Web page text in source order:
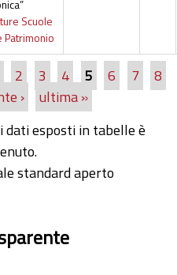
Scuole
Patrimonio
2 3 4 5 6 7
8
›
ultima »
dati esposti in tabelle è
standard aperto